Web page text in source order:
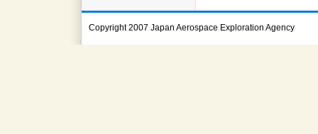
Copyright 2007 Japan Aerospace Exploration Agency